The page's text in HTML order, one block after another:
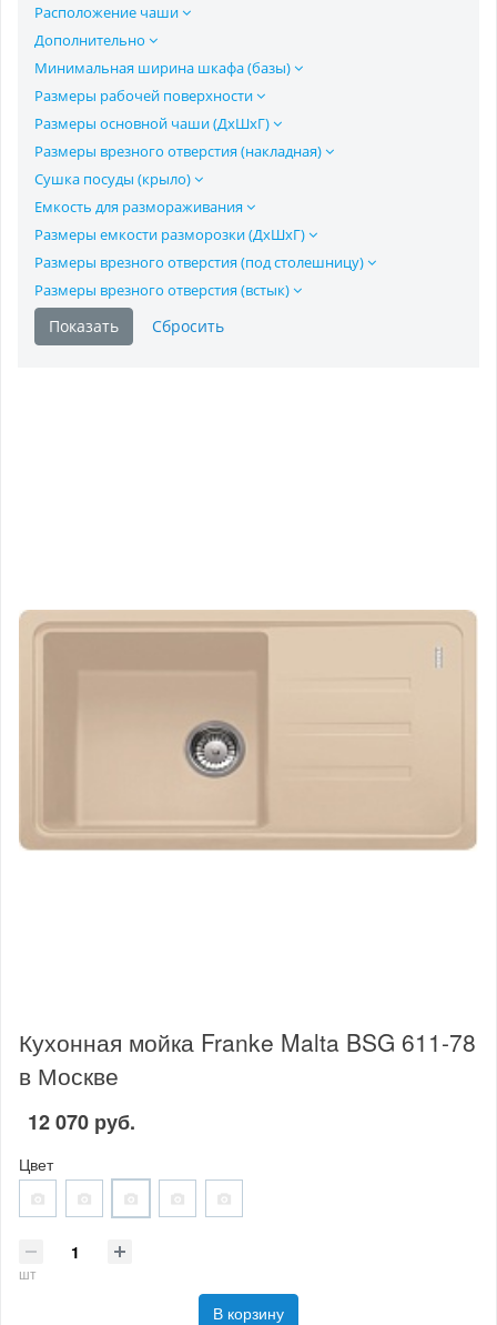
Расположение чаши
Дополнительно
Минимальная ширина шкафа (базы)
Размеры рабочей поверхности
Размеры основной чаши (ДхШхГ)
Размеры врезного отверстия (накладная)
Сушка посуды (крыло)
Емкость для размораживания
Размеры емкости разморозки (ДхШхГ)
Размеры врезного отверстия (под столешницу)
Размеры врезного отверстия (встык)
Кухонная мойка Franke Malta BSG 611-78
в Москве
12 070 руб.
Цвет
шт
В корзину